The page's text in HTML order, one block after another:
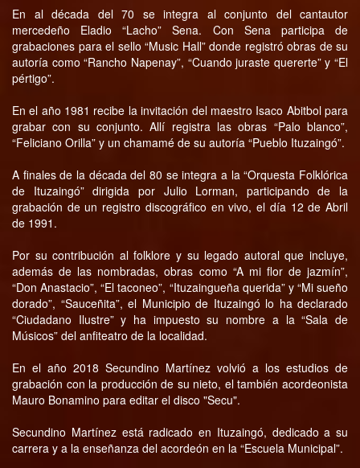
En al década del 70 se integra al conjunto del cantautor
mercedeño Eladio “Lacho” Sena. Con Sena participa de
grabaciones para el sello “Music Hall” donde registró obras de su
autoría como “Rancho Napenay”, “Cuando juraste quererte” y “El
pértigo”.
En el año 1981 recibe la invitación del maestro Isaco Abitbol para
grabar con su conjunto. Allí registra las obras “Palo blanco”,
“Feliciano Orilla” y un chamamé de su autoría “Pueblo Ituzaingó”.
A finales de la década del 80 se integra a la “Orquesta Folklórica
de Ituzaingó” dirigida por Julio Lorman, participando de la
grabación de un registro discográfico en vivo, el día 12 de Abril
de 1991.
Por su contribución al folklore y su legado autoral que incluye,
además de las nombradas, obras como “A mi flor de jazmín”,
“Don Anastacio”, “El taconeo”, “Ituzaingueña querida” y “Mi sueño
dorado”, “Sauceñita”, el Municipio de Ituzaingó lo ha declarado
“Ciudadano Ilustre” y ha impuesto su nombre a la “Sala de
Músicos” del anfiteatro de la localidad.
En el año 2018 Secundino Martínez volvió a los estudios de
grabación con la producción de su nieto, el también acordeonista
Mauro Bonamino para editar el disco "Secu".
Secundino Martínez está radicado en Ituzaingó, dedicado a su
carrera y a la enseñanza del acordeón en la “Escuela Municipal”.